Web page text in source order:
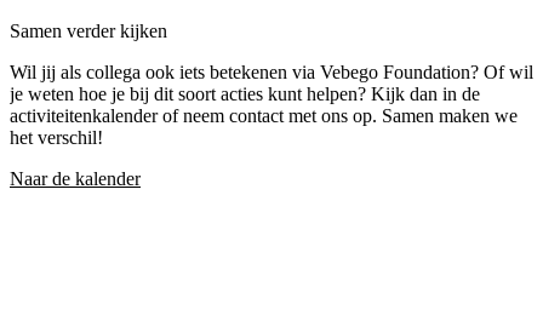
Samen verder kijken
Wil jij als collega ook iets betekenen via Vebego Foundation? Of wil
je weten hoe je bij dit soort acties kunt helpen? Kijk dan in de
activiteitenkalender of neem contact met ons op. Samen maken we
het verschil!
Naar de kalender